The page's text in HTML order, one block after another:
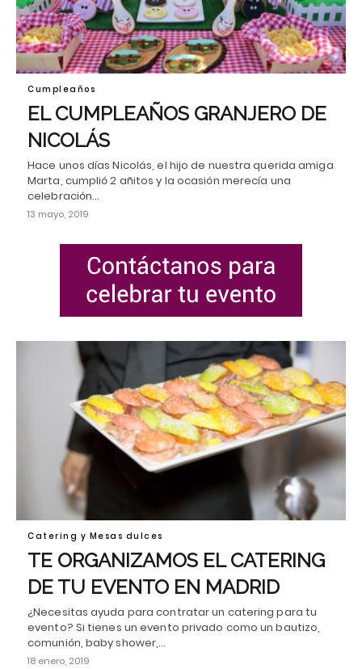
Cumpleaños
EL CUMPLEAÑOS GRANJERO DE
NICOLÁS
Hace unos días Nicolás, el hijo de nuestra querida amiga
Marta, cumplió 2 añitos y la ocasión merecía una
celebración…
13 mayo, 2019
Catering y Mesas dulces
TE ORGANIZAMOS EL CATERING
DE TU EVENTO EN MADRID
¿Necesitas ayuda para contratar un catering para tu
evento? Si tienes un evento privado como un bautizo,
comunión, baby shower,…
18 enero, 2019